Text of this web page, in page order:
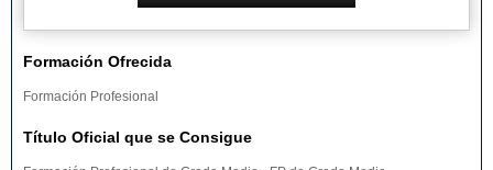
Formación Ofrecida
Formación Profesional
Título Oficial que se Consigue